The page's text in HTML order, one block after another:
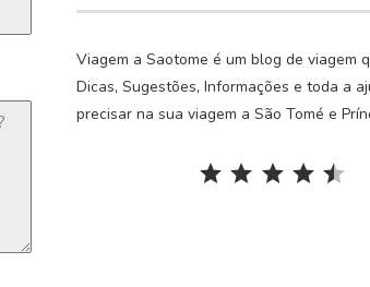
Viagem a Saotome é um blog de viagem
Dicas, Sugestões, Informações e toda a
precisar na sua viagem a São Tomé e